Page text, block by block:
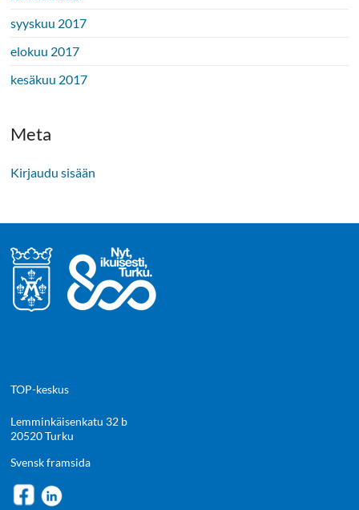
syyskuu 2017
elokuu 2017
kesäkuu 2017
Meta
Kirjaudu sisään
TOP-keskus
Lemminkäisenkatu 32 b
20520 Turku
Svensk framsida